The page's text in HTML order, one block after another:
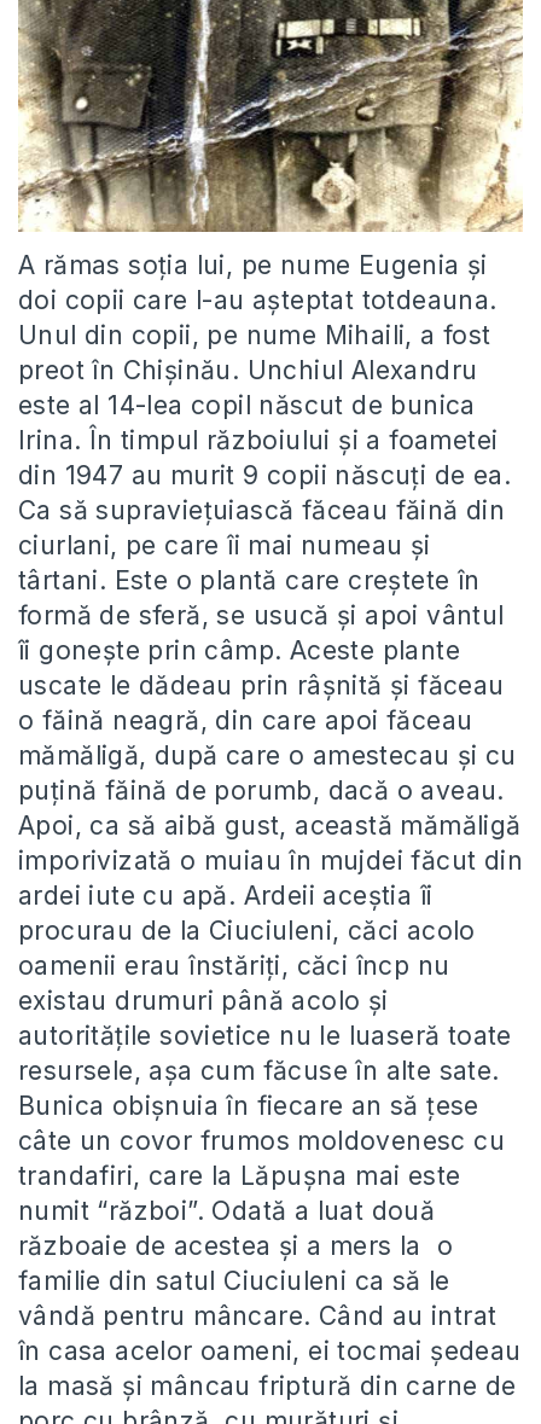
A rămas soția lui, pe nume Eugenia și
doi copii care l-au așteptat totdeauna.
Unul din copii, pe nume Mihaili, a fost
preot în Chișinău. Unchiul Alexandru
este al 14-lea copil născut de bunica
Irina. În timpul războiului și a foametei
din 1947 au murit 9 copii născuți de ea.
Ca să supraviețuiască făceau făină din
ciurlani, pe care îi mai numeau și
târtani. Este o plantă care creștete în
formă de sferă, se usucă și apoi vântul
îi gonește prin câmp. Aceste plante
uscate le dădeau prin râșnită și făceau
o făină neagră, din care apoi făceau
mămăligă, după care o amestecau și cu
puțină făină de porumb, dacă o aveau.
Apoi, ca să aibă gust, această mămăligă
imporivizată o muiau în mujdei făcut din
ardei iute cu apă. Ardeii aceștia îi
procurau de la Ciuciuleni, căci acolo
oamenii erau înstăriți, căci încp nu
existau drumuri până acolo și
autoritățile sovietice nu le luaseră toate
resursele, așa cum făcuse în alte sate.
Bunica obișnuia în fiecare an să țese
câte un covor frumos moldovenesc cu
trandafiri, care la Lăpușna mai este
numit “război”. Odată a luat două
războaie de acestea și a mers la o
familie din satul Ciuciuleni ca să le
vândă pentru mâncare. Când au intrat
în casa acelor oameni, ei tocmai ședeau
la masă și mâncau friptură din carne de